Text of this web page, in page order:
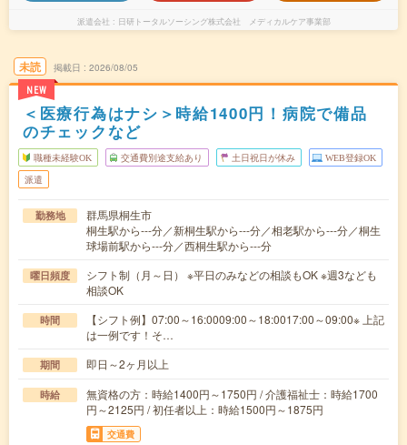
派遣会社 日研トータルソーシング株式会社 メディカルケア事業部
未読
NEW
掲載日 2026/08/05
＜医療行為はナシ＞時給1400円！病院で備品
のチェックなど
職種未経験OK 交通費別途支給あり 土日祝日が休み WEB登録OK
派遣
勤務地
群馬県桐生市
桐生駅から---分／新桐生駅から---分／相老駅から---分／桐生
球場前駅から---分／西桐生駅から---分
曜日頻度
シフト制（月～日） ※平日のみなどの相談もOK ※週3なども
相談OK
時間
【シフト例】07:00～16:0009:00～18:0017:00～09:00※ 上記
は一例です！そ…
期間 即日～2ヶ月以上
時給
無資格の方：時給1400円～1750円 / 介護福祉士：時給1700
円～2125円 / 初任者以上：時給1500円～1875円
交通費